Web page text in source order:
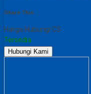
Share This :
Harga Hubungi CS
Tersedia
Hubungi Kami